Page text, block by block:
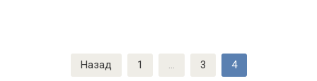
Назад 1 … 3 4